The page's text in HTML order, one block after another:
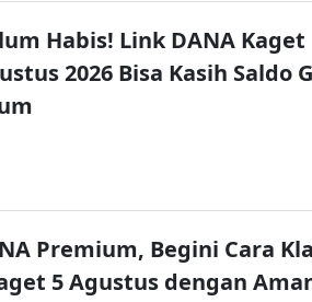
Habis! Link DANA Kaget
2026 Bisa Kasih Saldo
Premium, Begini Cara
5 Agustus dengan